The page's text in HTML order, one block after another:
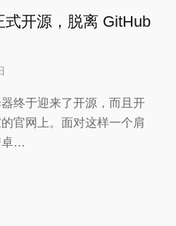
开源，脱离 GitHub
终于迎来了开源，而且开
官网上。面对这样一个肩
卓…